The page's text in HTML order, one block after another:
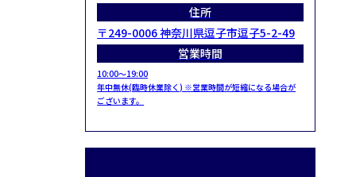
住所
〒249-0006 神奈川県逗子市逗子5-2-49
営業時間
10:00～19:00
年中無休(臨時休業除く) ※営業時間が短縮になる場合が
ございます。